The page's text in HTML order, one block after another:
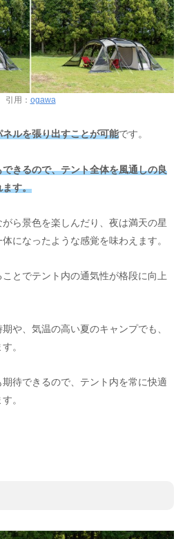
引用： ogawa
ルを張り出すことが可能です。
きるので、テント全体を風通しの良
ます。
ら景色を楽しんだり、夜は満天の星
になったような感覚を味わえます。
とでテント内の通気性が格段に向上
や、気温の高い夏のキャンプでも、
。
待できるので、テント内を常に快適
。